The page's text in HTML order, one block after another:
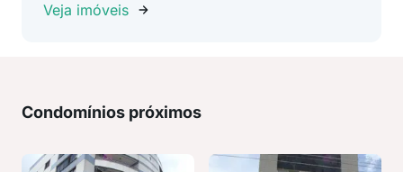
Veja imóveis
Condomínios próximos